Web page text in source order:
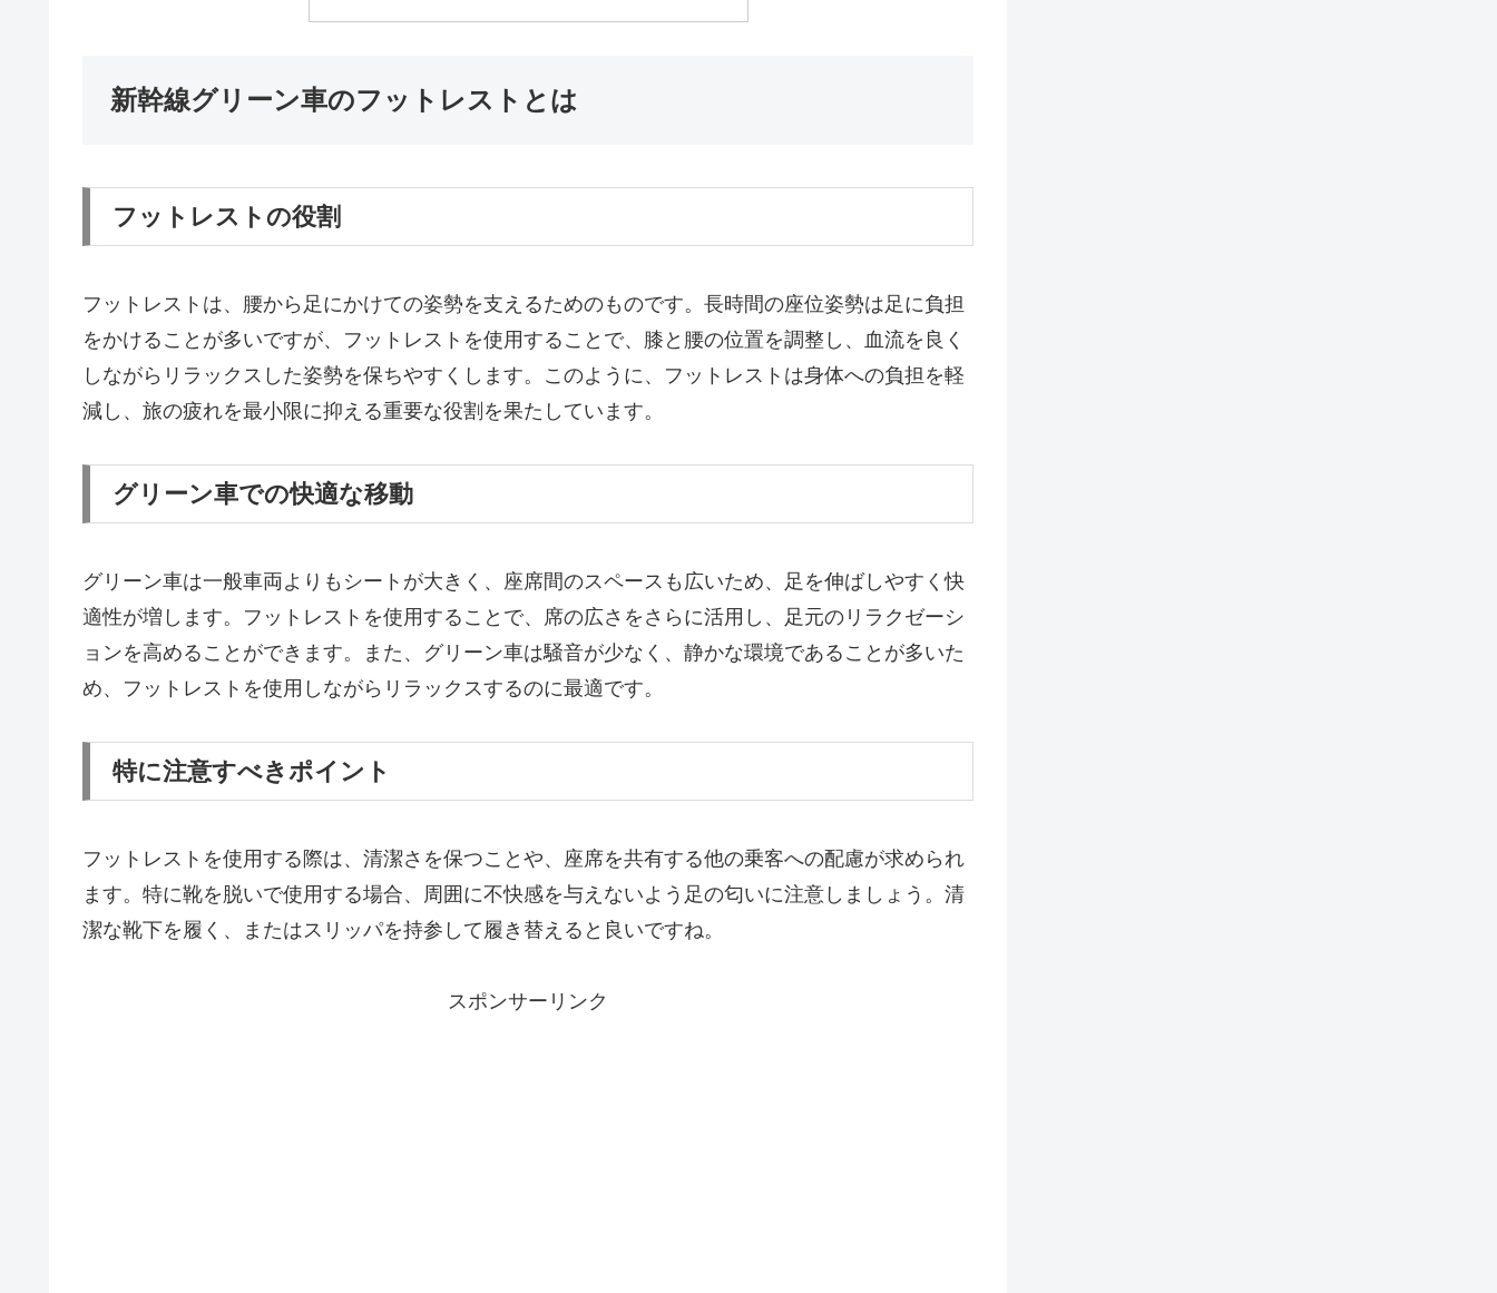
新幹線グリーン車のフットレストとは
フットレストの役割
フットレストは、腰から足にかけての姿勢を支えるためのものです。長時間の座位姿勢は足に負担
をかけることが多いですが、フットレストを使用することで、膝と腰の位置を調整し、血流を良く
しながらリラックスした姿勢を保ちやすくします。このように、フットレストは身体への負担を軽
減し、旅の疲れを最小限に抑える重要な役割を果たしています。
グリーン車での快適な移動
グリーン車は一般車両よりもシートが大きく、座席間のスペースも広いため、足を伸ばしやすく快
適性が増します。フットレストを使用することで、席の広さをさらに活用し、足元のリラクゼーシ
ョンを高めることができます。また、グリーン車は騒音が少なく、静かな環境であることが多いた
め、フットレストを使用しながらリラックスするのに最適です。
特に注意すべきポイント
フットレストを使用する際は、清潔さを保つことや、座席を共有する他の乗客への配慮が求められ
ます。特に靴を脱いで使用する場合、周囲に不快感を与えないよう足の匂いに注意しましょう。清
潔な靴下を履く、またはスリッパを持参して履き替えると良いですね。
スポンサーリンク